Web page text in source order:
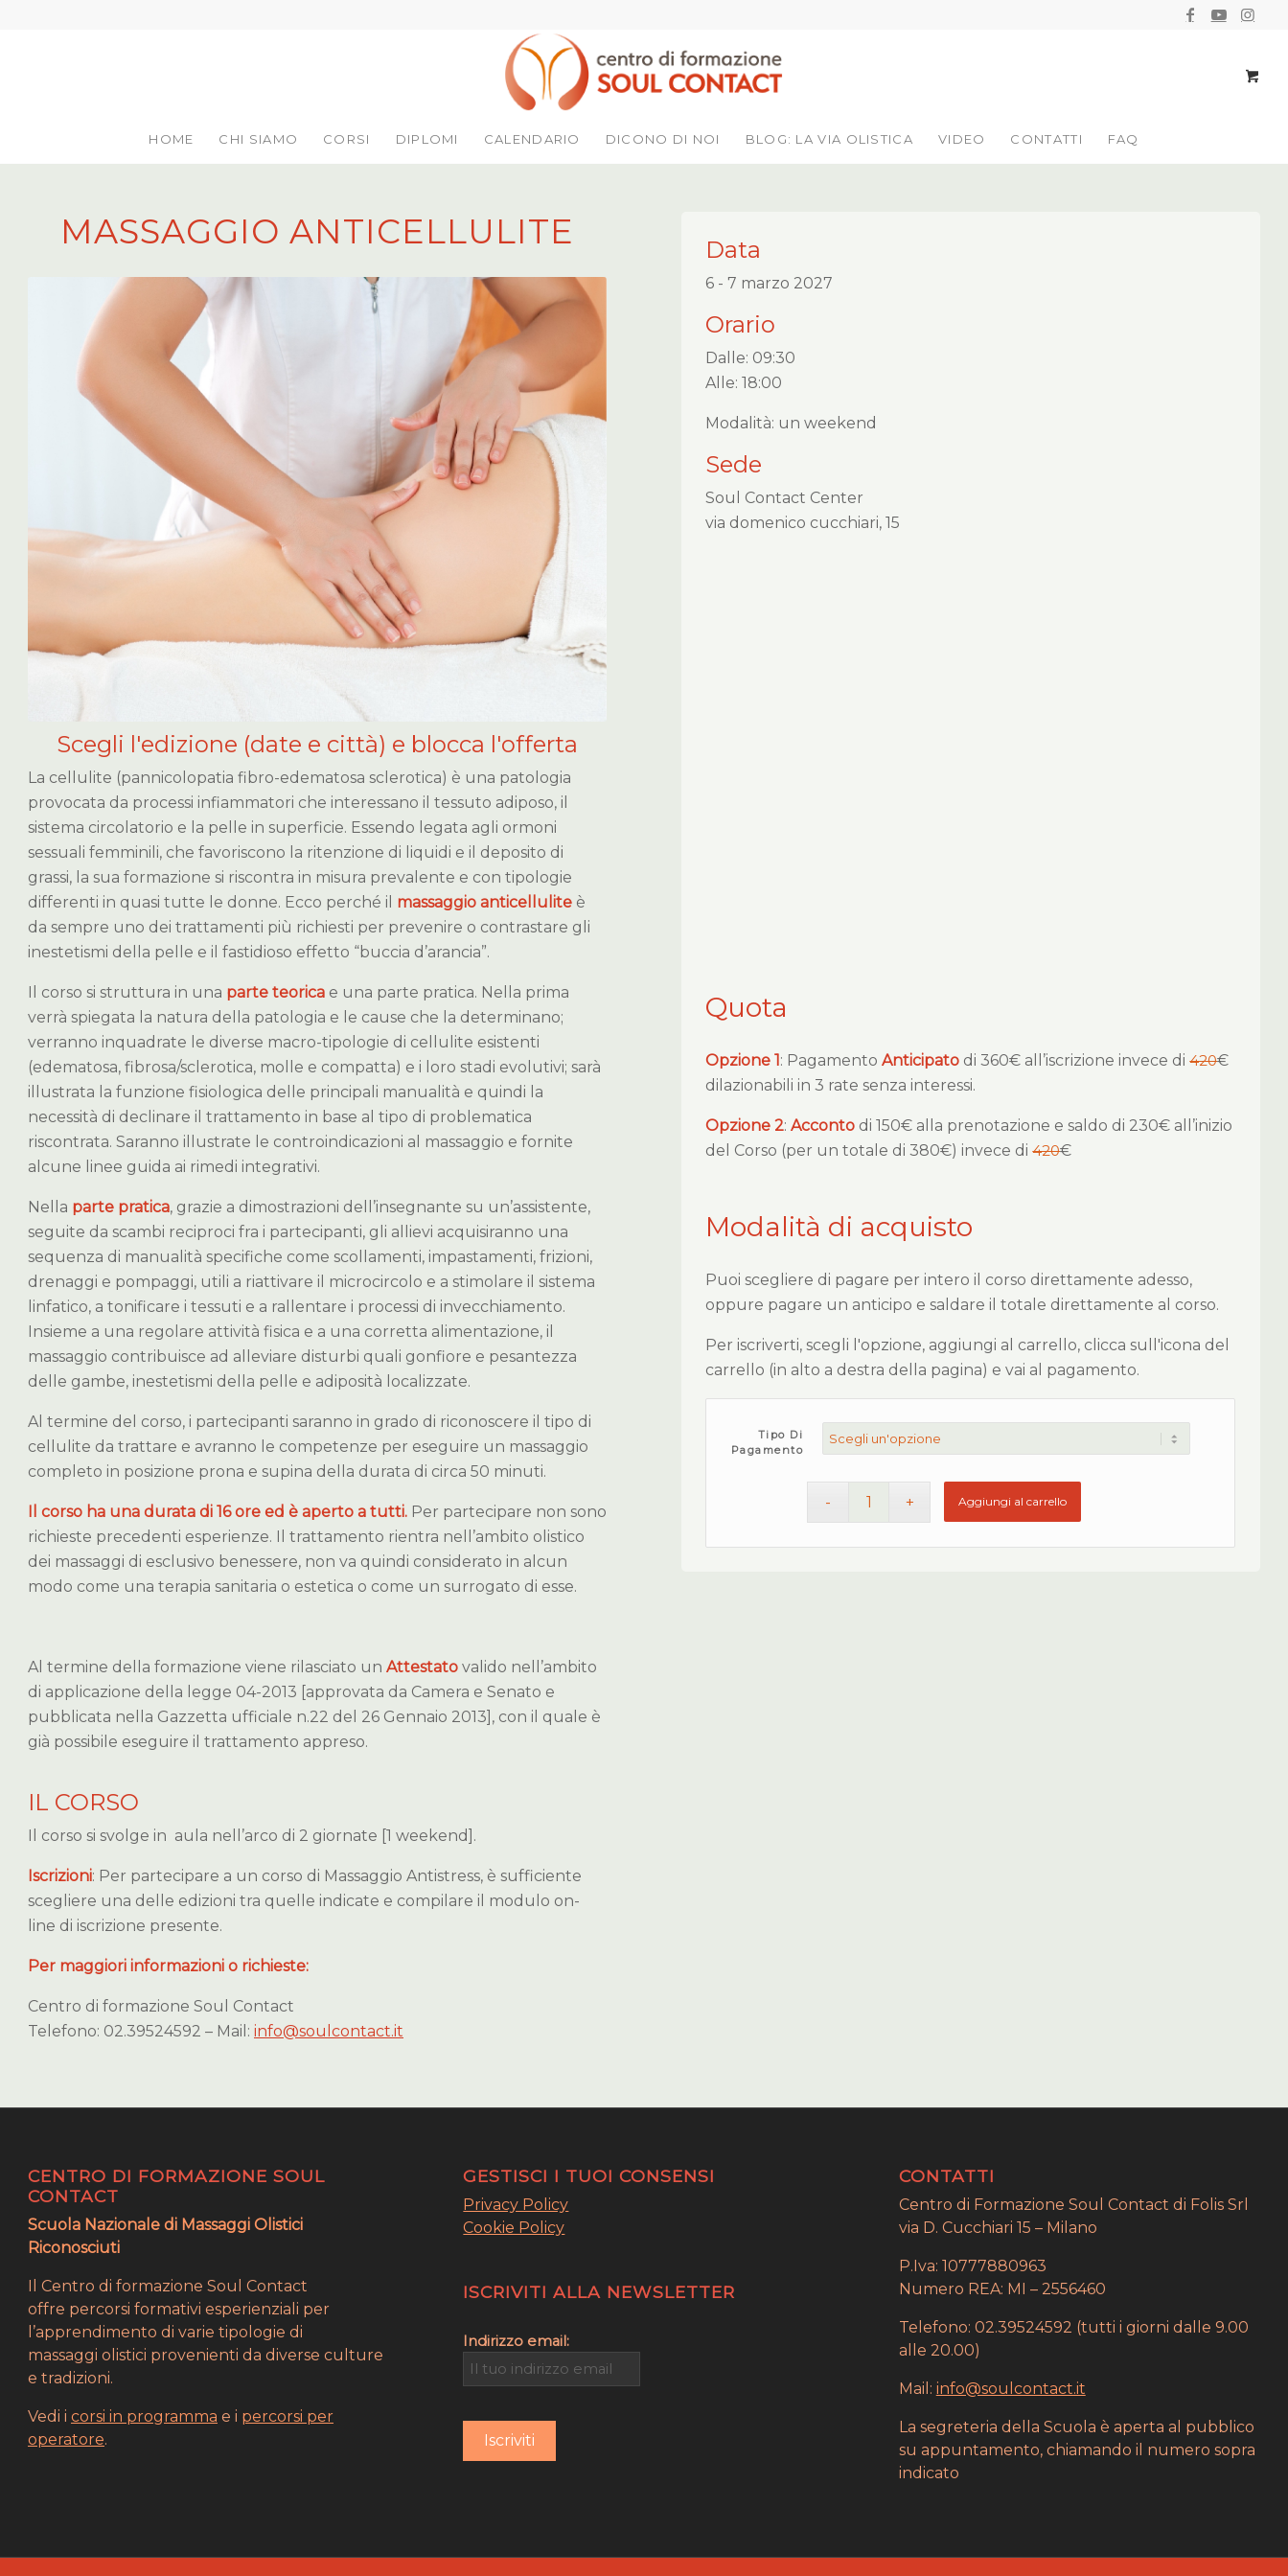
HOME CHI SIAMO CORSI DIPLOMI CALENDARIO DICONO DI NOI BLOG: LA VIA OLISTICA VIDEO CONTATTI FAQ
MASSAGGIO ANTICELLULITE
Scegli l'edizione (date e città) e blocca l'offerta
La cellulite (pannicolopatia fibro-edematosa sclerotica) è una patologia
provocata da processi infiammatori che interessano il tessuto adiposo, il
sistema circolatorio e la pelle in superficie. Essendo legata agli ormoni
sessuali femminili, che favoriscono la ritenzione di liquidi e il deposito di
grassi, la sua formazione si riscontra in misura prevalente e con tipologie
differenti in quasi tutte le donne. Ecco perché il massaggio anticellulite è
da sempre uno dei trattamenti più richiesti per prevenire o contrastare gli
inestetismi della pelle e il fastidioso effetto “buccia d’arancia”.
Il corso si struttura in una parte teorica e una parte pratica. Nella prima
verrà spiegata la natura della patologia e le cause che la determinano;
verranno inquadrate le diverse macro-tipologie di cellulite esistenti
(edematosa, fibrosa/sclerotica, molle e compatta) e i loro stadi evolutivi; sarà
illustrata la funzione fisiologica delle principali manualità e quindi la
necessità di declinare il trattamento in base al tipo di problematica
riscontrata. Saranno illustrate le controindicazioni al massaggio e fornite
alcune linee guida ai rimedi integrativi.
Nella parte pratica, grazie a dimostrazioni dell’insegnante su un’assistente,
seguite da scambi reciproci fra i partecipanti, gli allievi acquisiranno una
sequenza di manualità specifiche come scollamenti, impastamenti, frizioni,
drenaggi e pompaggi, utili a riattivare il microcircolo e a stimolare il sistema
linfatico, a tonificare i tessuti e a rallentare i processi di invecchiamento.
Insieme a una regolare attività fisica e a una corretta alimentazione, il
massaggio contribuisce ad alleviare disturbi quali gonfiore e pesantezza
delle gambe, inestetismi della pelle e adiposità localizzate.
Al termine del corso, i partecipanti saranno in grado di riconoscere il tipo di
cellulite da trattare e avranno le competenze per eseguire un massaggio
completo in posizione prona e supina della durata di circa 50 minuti.
Il corso ha una durata di 16 ore ed è aperto a tutti. Per partecipare non sono
richieste precedenti esperienze. Il trattamento rientra nell’ambito olistico
dei massaggi di esclusivo benessere, non va quindi considerato in alcun
modo come una terapia sanitaria o estetica o come un surrogato di esse.
Al termine della formazione viene rilasciato un Attestato valido nell’ambito
di applicazione della legge 04-2013 [approvata da Camera e Senato e
pubblicata nella Gazzetta ufficiale n.22 del 26 Gennaio 2013], con il quale è
già possibile eseguire il trattamento appreso.
IL CORSO
Il corso si svolge in aula nell’arco di 2 giornate [1 weekend].
Iscrizioni: Per partecipare a un corso di Massaggio Antistress, è sufficiente
scegliere una delle edizioni tra quelle indicate e compilare il modulo on-
line di iscrizione presente.
Per maggiori informazioni o richieste:
Centro di formazione Soul Contact
Telefono: 02.39524592 – Mail: info@soulcontact.it
Data
6 - 7 marzo 2027
Orario
Dalle: 09:30
Alle: 18:00
Modalità: un weekend
Sede
Soul Contact Center
via domenico cucchiari, 15
Quota
Opzione 1: PagamentoAnticipato di 360€ all’iscrizione invece di420€
dilazionabili in 3 rate senza interessi.
Opzione 2:Acconto di 150€ alla prenotazione e saldo di 230€ all’inizio
del Corso (per un totale di 380€) invece di420€
Modalità di acquisto
Puoi scegliere di pagare per intero il corso direttamente adesso,
oppure pagare un anticipo e saldare il totale direttamente al corso.
Per iscriverti, scegli l'opzione, aggiungi al carrello, clicca sull'icona del
carrello (in alto a destra della pagina) e vai al pagamento.
Tipo Di
Pagamento
Aggiungi al carrello
CENTRO DI FORMAZIONE SOUL
CONTACT
Scuola Nazionale di Massaggi Olistici
Riconosciuti
Il Centro di formazione Soul Contact
offre percorsi formativi esperienziali per
l’apprendimento di varie tipologie di
massaggi olistici provenienti da diverse culture
e tradizioni.
Vedi i corsi in programma e i percorsi per
operatore.
GESTISCI I TUOI CONSENSI
Privacy Policy
Cookie Policy
ISCRIVITI ALLA NEWSLETTER
Indirizzo email:
CONTATTI
Centro di Formazione Soul Contact di Folis Srl
via D. Cucchiari 15 – Milano
P.Iva: 10777880963
Numero REA: MI – 2556460
Telefono: 02.39524592 (tutti i giorni dalle 9.00
alle 20.00)
Mail: info@soulcontact.it
La segreteria della Scuola è aperta al pubblico
su appuntamento, chiamando il numero sopra
indicato